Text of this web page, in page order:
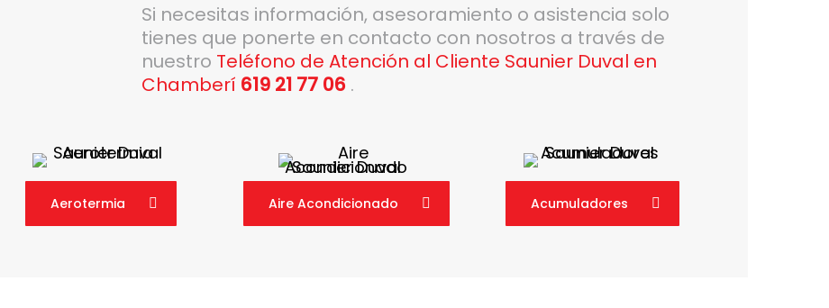
Si necesitas información, asesoramiento o asistencia solo
tienes que ponerte en contacto con nosotros a través de
nuestro Teléfono de Atención al Cliente Saunier Duval en
Chamberí 619 21 77 06 .
Aerotermia Aire Acondicionado Acumuladores